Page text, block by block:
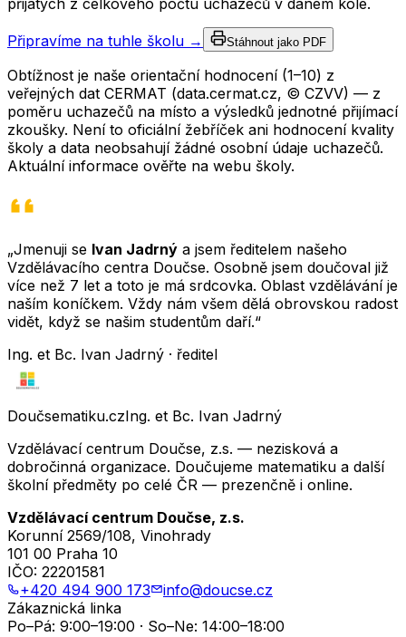
přijatých z celkového počtu uchazečů v daném kole.
Připravíme na tuhle školu → Stáhnout jako PDF
Obtížnost je naše orientační hodnocení (1–10) z
veřejných dat CERMAT (data.cermat.cz, © CZVV) — z
poměru uchazečů na místo a výsledků jednotné přijímací
zkoušky. Není to oficiální žebříček ani hodnocení kvality
školy a data neobsahují žádné osobní údaje uchazečů.
Aktuální informace ověřte na webu školy.
„Jmenuji se Ivan Jadrný a jsem ředitelem našeho
Vzdělávacího centra Doučse. Osobně jsem doučoval již
více než 7 let a toto je má srdcovka. Oblast vzdělávání je
naším koníčkem. Vždy nám všem dělá obrovskou radost
vidět, když se našim studentům daří.“
Ing. et Bc. Ivan Jadrný · ředitel
Doučsematiku.czIng. et Bc. Ivan Jadrný
Vzdělávací centrum Doučse, z.s. — nezisková a
dobročinná organizace. Doučujeme matematiku a další
školní předměty po celé ČR — prezenčně i online.
Vzdělávací centrum Doučse, z.s.
Korunní 2569/108, Vinohrady
101 00 Praha 10
IČO: 22201581
+420 494 900 173
info@doucse.cz
Zákaznická linka
Po–Pá: 9:00–19:00 · So–Ne: 14:00–18:00